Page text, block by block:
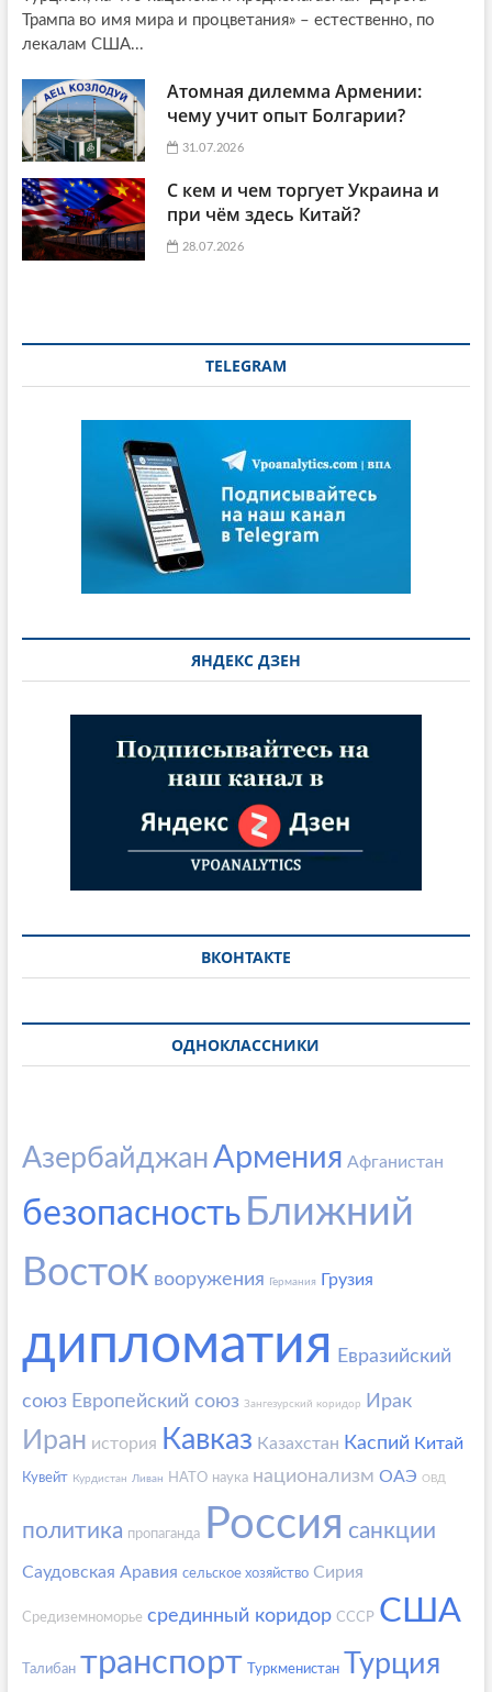
Трампа во имя мира и процветания» – естественно, по
лекалам США...
Атомная дилемма Армении:
чему учит опыт Болгарии?
31.07.2026
С кем и чем торгует Украина и
при чём здесь Китай?
28.07.2026
TELEGRAM
ЯНДЕКС ДЗЕН
ВКОНТАКТЕ
ОДНОКЛАССНИКИ
АзербайджанАрмения Афганистан
безопасность Ближний
Восток вооружения Германия Грузия
дипломатия Евразийский
союз Европейский союз Зангезурский коридор Ирак
Иран история Кавказ Казахстан Каспий Китай
Кувейт Курдистан Ливан НАТО наука национализм ОАЭ ОВД
политика пропаганда Россия санкции
Саудовская Аравия сельское хозяйство Сирия
Средиземноморье срединный коридор СССР США
Талибан транспорт Туркменистан Турция